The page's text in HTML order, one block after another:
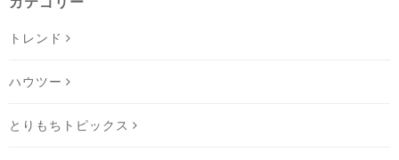
トレンド
ハウツー
とりもちトピックス